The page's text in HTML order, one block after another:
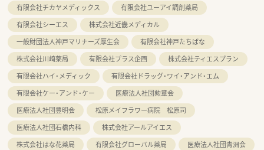
有限会社チカヤメディックス
有限会社ユーアイ調剤薬局
有限会社シーエス
株式会社近畿メディカル
一般財団法人神戸マリナーズ厚生会
有限会社神戸たちばな
株式会社川崎薬局
有限会社プラス企画
株式会社ティエスプラン
有限会社ハイ・メディック
有限会社ドラッグ・ワイ・アンド・エム
有限会社ケー・アンド・ケー
医療法人社団勲章会
医療法人社団豊明会
松原メイフラワー病院 松原司
医療法人社団石橋内科
株式会社アールアイエス
株式会社はな花薬局
有限会社グローバル薬局
医療法人社団青洲会